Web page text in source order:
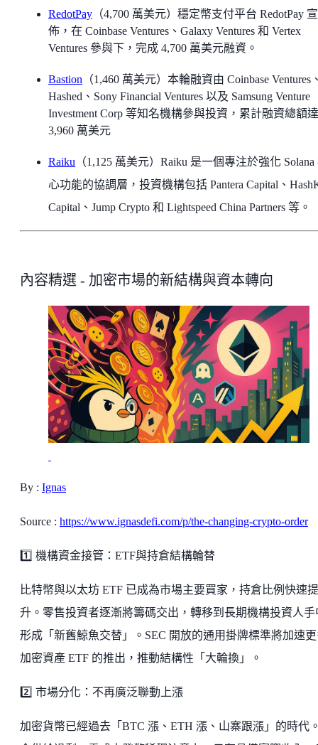
RedotPay （4,700 萬美元）穩定幣支付平台 RedotPay 宣
佈，在 Coinbase Ventures、Galaxy Ventures 和 Vertex
Ventures 參與下，完成 4,700 萬美元融資。
Bastion （1,460 萬美元）本輪融資由 Coinbase Ventures
Hashed、Sony Financial Ventures 以及 Samsung Venture
Investment Corp 等知名機構參與投資，累計融資總額
3,960 萬美元
Raiku （1,125 萬美元）Raiku 是一個專注於強化 Solana
心功能的協調層，投資機構包括 Pantera Capital、
Capital、Jump Crypto 和 Lightspeed China Partners 等。
內容精選 - 加密市場的新結構與資本轉向
By : Ignas
Source : https://www.ignasdefi.com/p/the-changing-crypto-order
1️⃣ 機構資金接管：ETF與持倉結構輪替
比特幣與以太坊 ETF 已成為市場主要買家，持倉比例快速提
升。零售投資者逐漸將籌碼交出，轉移到長期機構投資人手
形成「新舊鯨魚交替」。SEC 開放的通用掛牌標準將加速
加密資產 ETF 的推出，推動結構性「大輪換」。
2️⃣ 市場分化：不再廣泛聯動上漲
加密貨幣已經過去「BTC 漲、ETH 漲、山寨跟漲」的時代